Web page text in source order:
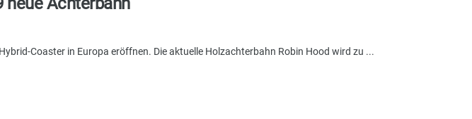
Coaster in Europa eröffnen. Die aktuelle Holzachterbahn Robin Hood wird zu ...